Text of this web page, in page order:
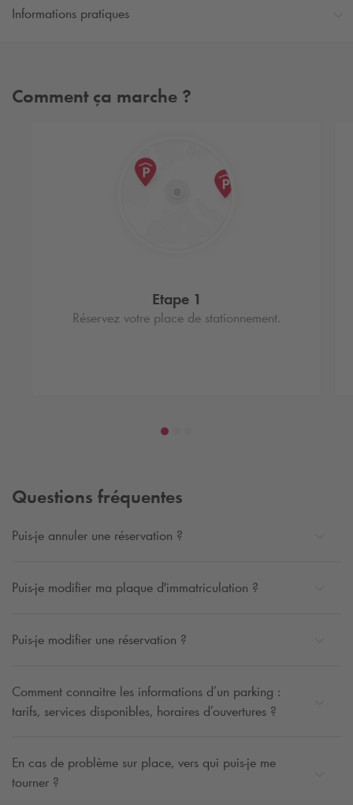
Informations pratiques
Comment ça marche ?
Etape 1
Réservez votre place de stationnement.
Questions fréquentes
Puis-je annuler une réservation ?
Puis-je modifier ma plaque d'immatriculation ?
Puis-je modifier une réservation ?
Comment connaitre les informations d’un parking :
tarifs, services disponibles, horaires d’ouvertures ?
En cas de problème sur place, vers qui puis-je me
tourner ?